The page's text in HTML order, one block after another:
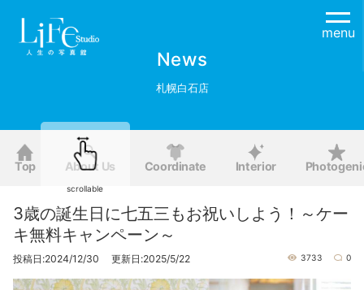
menu
News
札幌白石店
Top About Us Coordinate Interior
3歳の誕生日に七五三もお祝いしよう！～ケー
キ無料キャンペーン～
投稿日:2024/12/30 更新日:2025/5/22 3733 0